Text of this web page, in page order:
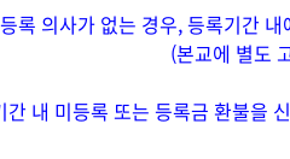
록 의사가 없는 경우, 등록기간
(본교에 별도
내 미등록 또는 등록금 환불을